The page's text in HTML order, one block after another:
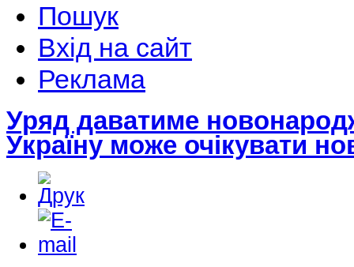
Пошук
Вхід на сайт
Реклама
Уряд даватиме
Україну може очікувати